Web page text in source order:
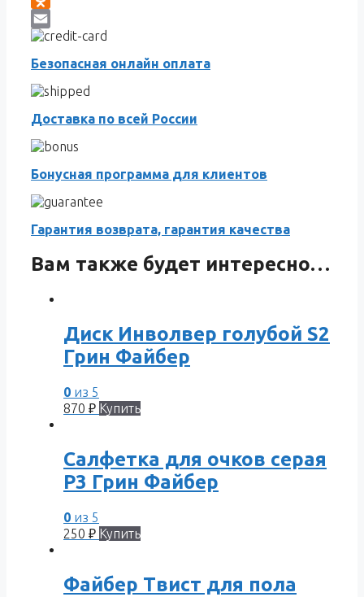
Odnoklassniki
Email
Безопасная онлайн оплата
Доставка по всей России
Бонусная программа для клиентов
Гарантия возврата, гарантия качества
Вам также будет интересно…
Диск Инволвер голубой S2
Грин Файбер
0 из 5
870 ₽ Купить
Салфетка для очков серая
Р3 Грин Файбер
0 из 5
250 ₽ Купить
Файбер Твист для пола